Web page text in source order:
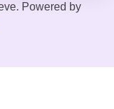
Powered by